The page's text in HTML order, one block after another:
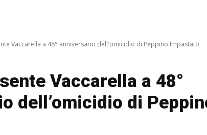
Vaccarella a 48° anniversario dell'omicidio di Peppino Impastato
Vaccarella a 48°
dell’omicidio di